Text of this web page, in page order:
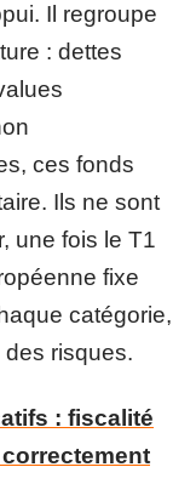
Il regroupe
: dettes
ces fonds
Ils ne sont
une fois le T1
fixe
catégorie,
risques.
: fiscalité